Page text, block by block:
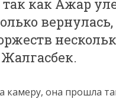
как Ажар
она прошла